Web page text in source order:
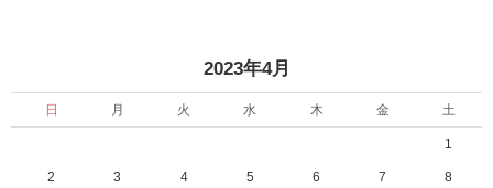
2023年4月
日 月 火 水 木 金 土
1
2 3 4 5 6 7 8